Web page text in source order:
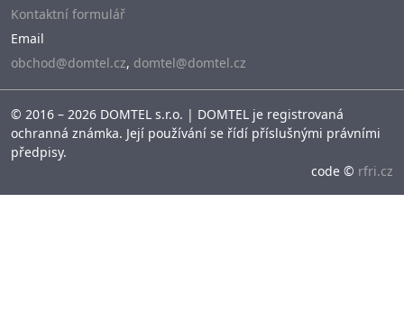
Kontaktní formulář
Email
obchod@domtel.cz, domtel@domtel.cz
© 2016 – 2026 DOMTEL s.r.o. | DOMTEL je registrovaná
ochranná známka. Její používání se řídí příslušnými právními
předpisy.
code © rfri.cz